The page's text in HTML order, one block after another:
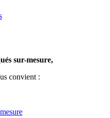
sur-mesure,
convient :